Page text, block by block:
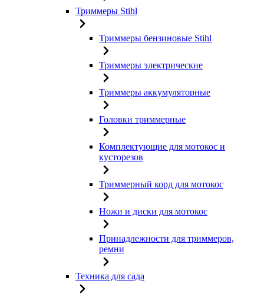
Триммеры Stihl
Триммеры бензиновые Stihl
Триммеры электрические
Триммеры аккумуляторные
Головки триммерные
Комплектующие для мотокос и
кусторезов
Триммерный корд для мотокос
Ножи и диски для мотокос
Принадлежности для триммеров,
ремни
Техника для сада